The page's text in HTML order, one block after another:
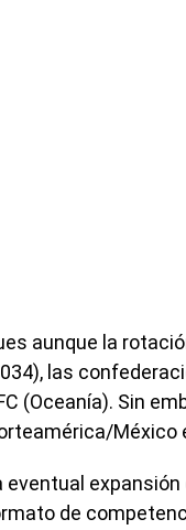
aunque la
las
(Oceanía). Sin
México
eventual
de